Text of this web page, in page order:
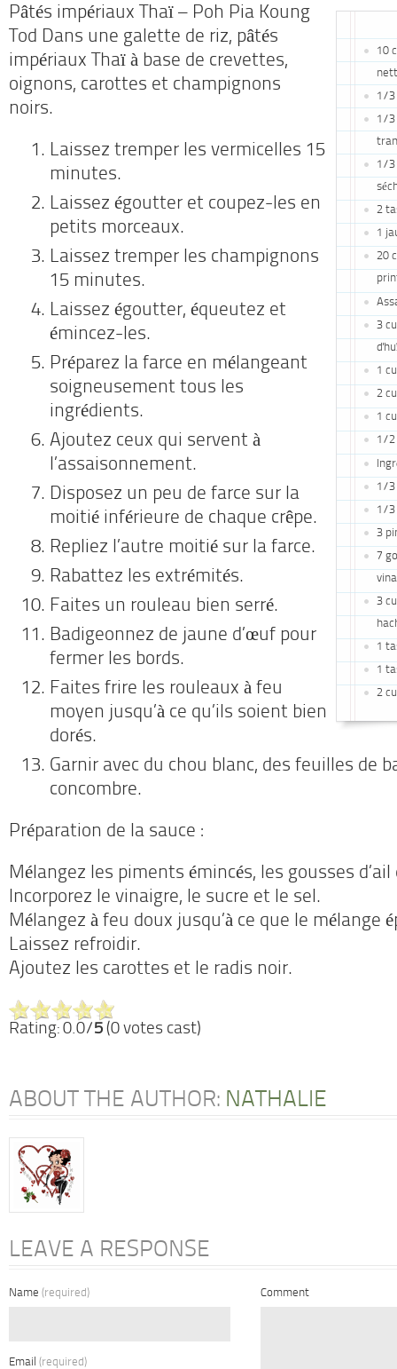
10
1/3
1/3
1/3
2
1
20
3
1
2
1
1/2
1/3
1/3
3
7
3
1
1
2
Pâtés impériaux Thaï – Poh Pia Koung
Tod Dans une galette de riz, pâtés
impériaux Thaï à base de crevettes,
oignons, carottes et champignons
noirs.
Laissez tremper les vermicelles 15
minutes.
Laissez égoutter et coupez-les en
petits morceaux.
Laissez tremper les champignons
15 minutes.
Laissez égoutter, équeutez et
émincez-les.
Préparez la farce en mélangeant
soigneusement tous les
ingrédients.
Ajoutez ceux qui servent à
l’assaisonnement.
Disposez un peu de farce sur la
moitié inférieure de chaque crêpe.
Repliez l’autre moitié sur la farce.
Rabattez les extrémités.
Faites un rouleau bien serré.
Badigeonnez de jaune d’œuf pour
fermer les bords.
Faites frire les rouleaux à feu
moyen jusqu’à ce qu’ils soient bien
dorés.
Garnir avec du chou blanc, des feuilles de
concombre.
Préparation de la sauce :
Mélangez les piments émincés, les gousses d’ail
Incorporez le vinaigre, le sucre et le sel.
Mélangez à feu doux jusqu’à ce que le mélange
Laissez refroidir.
Ajoutez les carottes et le radis noir.
Rating: 0.0/5 (0 votes cast)
ABOUT THE AUTHOR: NATHALIE
LEAVE A RESPONSE
Name (required)
Email (required)
Comment